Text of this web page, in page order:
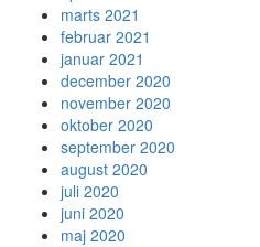
marts 2021
februar 2021
januar 2021
december 2020
november 2020
oktober 2020
september 2020
august 2020
juli 2020
juni 2020
maj 2020